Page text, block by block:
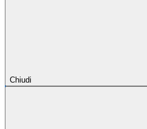
Chiudi